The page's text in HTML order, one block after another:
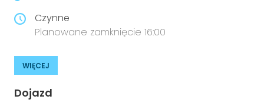
Czynne
Planowane zamknięcie 16:00
WIĘCEJ
Dojazd